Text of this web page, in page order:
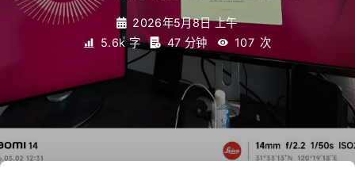
搜索 关灯
2026年5月8日 上午
5.6k 字
47 分钟 107 次